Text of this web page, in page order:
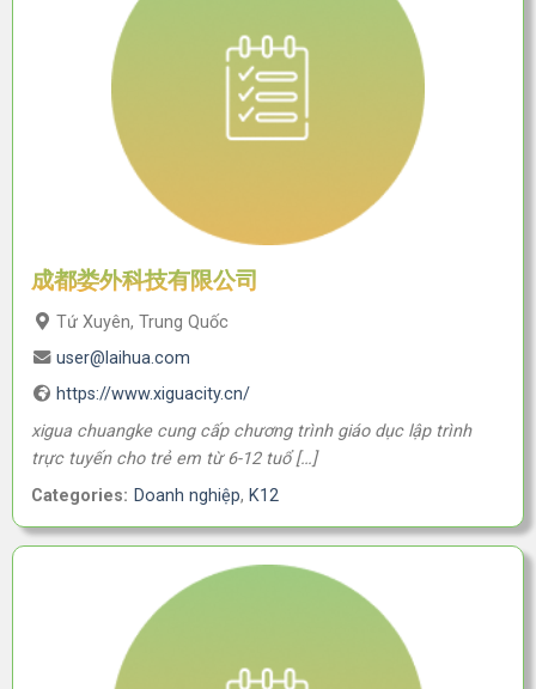
成都娄外科技有限公司
Tứ Xuyên, Trung Quốc
user@laihua.com
https://www.xiguacity.cn/
xigua chuangke cung cấp chương trình giáo dục lập trình
trực tuyến cho trẻ em từ 6-12 tuổ […]
Categories: Doanh nghiệp, K12